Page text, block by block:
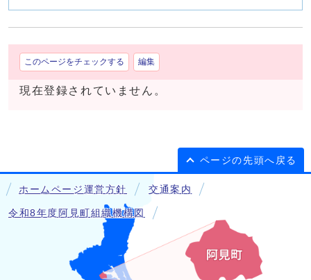
このページをチェックする 編集
現在登録されていません。
ページの先頭へ戻る
ホームページ運営方針 交通案内
令和8年度阿見町組織機構図